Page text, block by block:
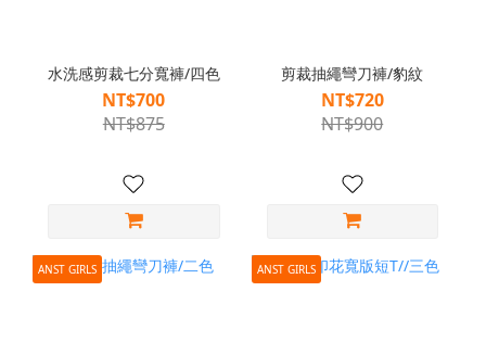
水洗感剪裁七分寬褲/四色
NT$700
NT$875
剪裁抽繩彎刀褲/豹紋
NT$720
NT$900
ANST GIRLS ANST GIRLS